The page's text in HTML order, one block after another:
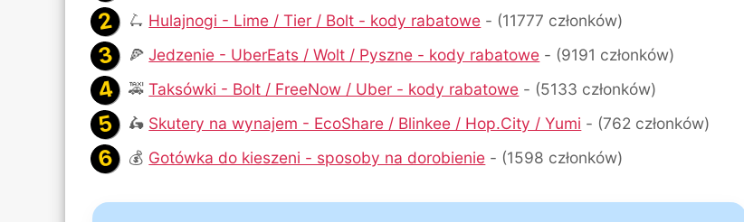
🛴 Hulajnogi - Lime / Tier / Bolt - kody rabatowe - (11777 członków)
🍕Jedzenie - UberEats / Wolt / Pyszne - kody rabatowe - (9191 członków)
🚕Taksówki - Bolt / FreeNow / Uber - kody rabatowe - (5133 członków)
🛵 Skutery na wynajem - EcoShare / Blinkee / Hop.City / Yumi - (762 członków)
💰 Gotówka do kieszeni - sposoby na dorobienie - (1598 członków)